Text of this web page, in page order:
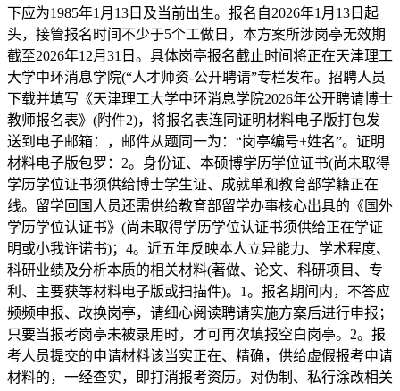
下应为1985年1月13日及当前出生。报名自2026年1月13日起
头，接管报名时间不少于5个工做日，本方案所涉岗亭无效期
截至2026年12月31日。具体岗亭报名截止时间将正在天津理工
大学中环消息学院(“人才师资-公开聘请”专栏发布。招聘人员
下载并填写《天津理工大学中环消息学院2026年公开聘请博士
教师报名表》(附件2)，将报名表连同证明材料电子版打包发
送到电子邮箱：，邮件从题同一为：“岗亭编号+姓名”。证明
材料电子版包罗：2。身份证、本硕博学历学位证书(尚未取得
学历学位证书须供给博士学生证、成就单和教育部学籍正在
线。留学回国人员还需供给教育部留学办事核心出具的《国外
学历学位认证书》(尚未取得学历学位认证书须供给正在学证
明或小我许诺书)；4。近五年反映本人立异能力、学术程度、
科研业绩及分析本质的相关材料(著做、论文、科研项目、专
利、主要获等材料电子版或扫描件)。1。报名期间内，不答应
频频申报、改换岗亭，请细心阅读聘请实施方案后进行申报；
只要当报考岗亭未被录用时，才可再次填报空白岗亭。2。报
考人员提交的申请材料该当实正在、精确，供给虚假报考申请
材料的，一经查实，即打消报考资历。对伪制、私行涂改相关